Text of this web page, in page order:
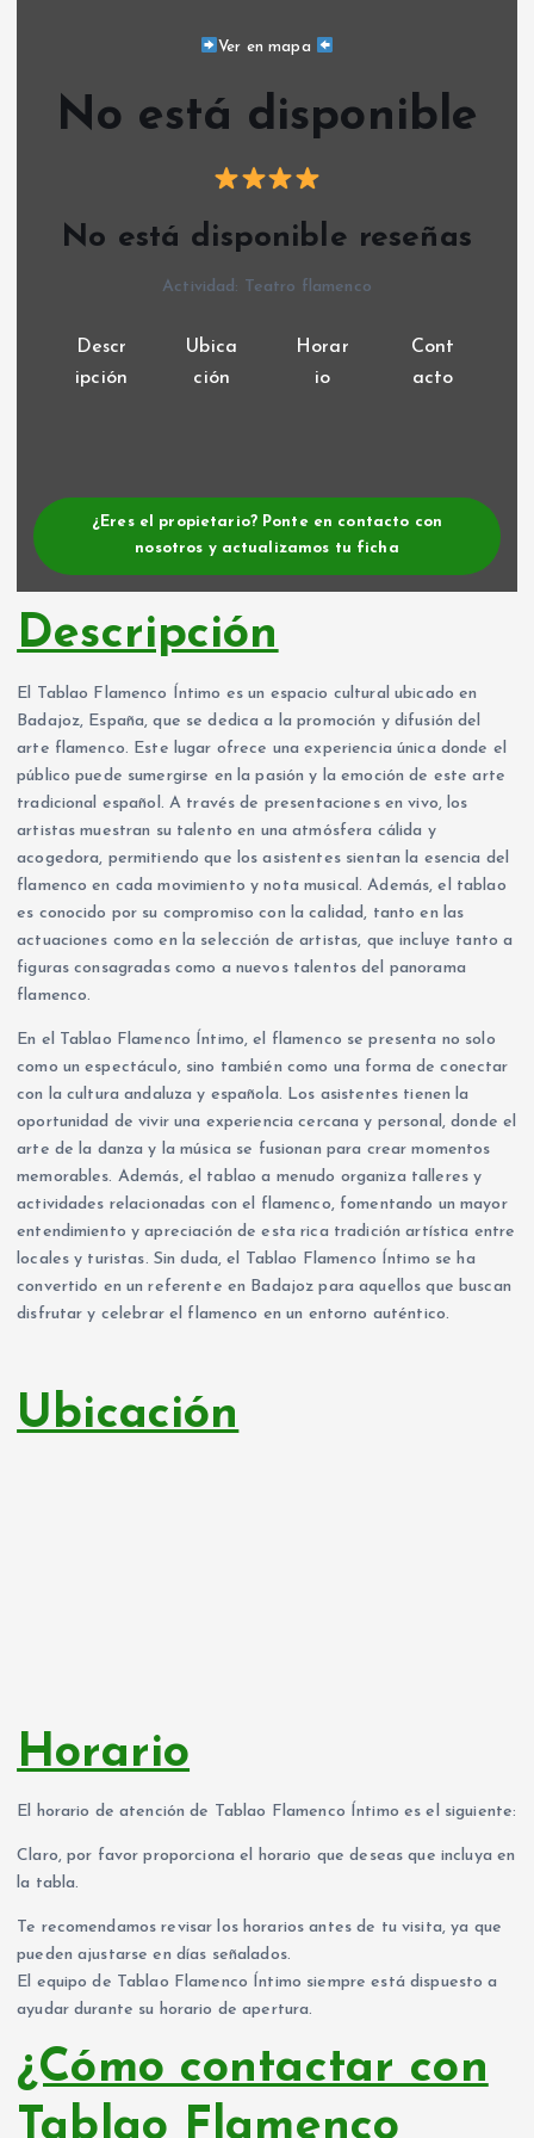
Ver en mapa
No está disponible
No está disponible reseñas
Actividad: Teatro flamenco
Descr
ipción
Ubica
ción
Horar
io
Cont
acto
¿Eres el propietario? Ponte en contacto con
nosotros y actualizamos tu ficha
Descripción
El Tablao Flamenco Íntimo es un espacio cultural ubicado en
Badajoz, España, que se dedica a la promoción y difusión del
arte flamenco. Este lugar ofrece una experiencia única donde el
público puede sumergirse en la pasión y la emoción de este arte
tradicional español. A través de presentaciones en vivo, los
artistas muestran su talento en una atmósfera cálida y
acogedora, permitiendo que los asistentes sientan la esencia del
flamenco en cada movimiento y nota musical. Además, el tablao
es conocido por su compromiso con la calidad, tanto en las
actuaciones como en la selección de artistas, que incluye tanto a
figuras consagradas como a nuevos talentos del panorama
flamenco.
En el Tablao Flamenco Íntimo, el flamenco se presenta no solo
como un espectáculo, sino también como una forma de conectar
con la cultura andaluza y española. Los asistentes tienen la
oportunidad de vivir una experiencia cercana y personal, donde el
arte de la danza y la música se fusionan para crear momentos
memorables. Además, el tablao a menudo organiza talleres y
actividades relacionadas con el flamenco, fomentando un mayor
entendimiento y apreciación de esta rica tradición artística entre
locales y turistas. Sin duda, el Tablao Flamenco Íntimo se ha
convertido en un referente en Badajoz para aquellos que buscan
disfrutar y celebrar el flamenco en un entorno auténtico.
Ubicación
Horario
El horario de atención de Tablao Flamenco Íntimo es el siguiente:
Claro, por favor proporciona el horario que deseas que incluya en
la tabla.
Te recomendamos revisar los horarios antes de tu visita, ya que
pueden ajustarse en días señalados.
El equipo de Tablao Flamenco Íntimo siempre está dispuesto a
ayudar durante su horario de apertura.
¿Cómo contactar con
Tablao Flamenco